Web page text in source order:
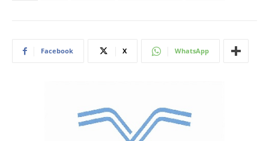
Facebook X WhatsApp